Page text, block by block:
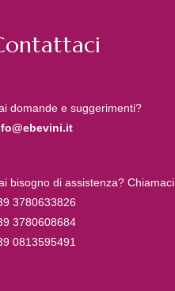
domande e suggerimenti?
bisogno di assistenza? Chiamaci.
3780633826
3780608684
0813595491